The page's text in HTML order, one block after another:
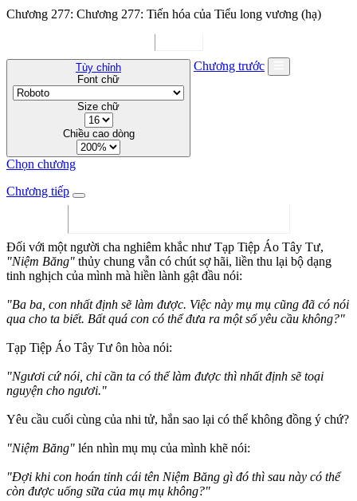
Chương 277: Chương 277: Tiến hóa của Tiểu long vương (hạ)
Tùy chỉnh
Font chữ
Size chữ
Chiều cao dòng
Chương trước
Chọn chương
Chương tiếp
Đối với một người cha nghiêm khắc như Tạp Tiệp Áo Tây Tư,
"Niệm Băng" thủy chung vẫn có chút sợ hãi, liền thu lại bộ dạng
tinh nghịch của mình mà hiền lành gật đầu nói:
"Ba ba, con nhất định sẽ làm được. Việc này mụ mụ cũng đã có nói
qua cho ta biết. Bất quá con có thể đưa ra một số yêu cầu không?"
Tạp Tiệp Áo Tây Tư ôn hòa nói:
"Ngươi cứ nói, chỉ cần ta có thể làm được thì nhất định sẽ toại
nguyện cho ngươi."
Yêu cầu cuối cùng của nhi tử, hắn sao lại có thể không đồng ý chứ?
"Niệm Băng" lén nhìn mụ mụ của mình khẽ nói:
"Đợi khi con hoán tỉnh cái tên Niệm Băng gì đó thì sau này có thể
còn được uống sữa của mụ mụ không?"